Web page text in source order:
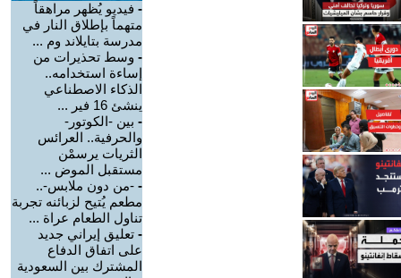
- فيديو يُظهر مراهقاً
متهماً بإطلاق النار في
مدرسة بتايلاند وم ...
- وسط تحذيرات من
إساءة استخدامه..
الذكاء الاصطناعي
ينشئ 16 فير ...
- بين -الكوتور-
والحرفية.. العرائس
الثريات يرسمْن
مستقبل الموض ...
- -من دون ملابس-..
مطعم يُتيح لزبائنه تجربة
تناول الطعام عراة ...
- تعليق إيراني جديد
على اتفاق الدفاع
المشترك بين السعودية